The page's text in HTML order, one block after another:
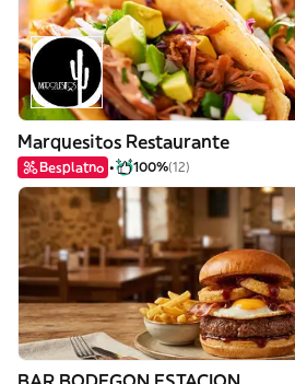
Marquesitos Restaurante
Besplatno 100%(12)